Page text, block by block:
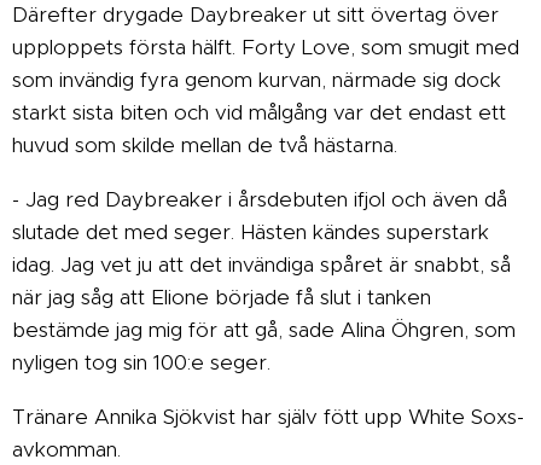
Därefter drygade Daybreaker ut sitt övertag över
upploppets första hälft. Forty Love, som smugit med
som invändig fyra genom kurvan, närmade sig dock
starkt sista biten och vid målgång var det endast ett
huvud som skilde mellan de två hästarna.
- Jag red Daybreaker i årsdebuten ifjol och även då
slutade det med seger. Hästen kändes superstark
idag. Jag vet ju att det invändiga spåret är snabbt, så
när jag såg att Elione började få slut i tanken
bestämde jag mig för att gå, sade Alina Öhgren, som
nyligen tog sin 100:e seger.
Tränare Annika Sjökvist har själv fött upp White Soxs-
avkomman.